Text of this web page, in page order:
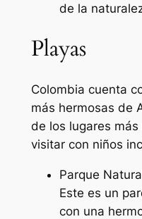
de la
Playas
Colombia cuenta
más hermosas de
de los lugares
visitar con niños
Parque
Este es un
con una